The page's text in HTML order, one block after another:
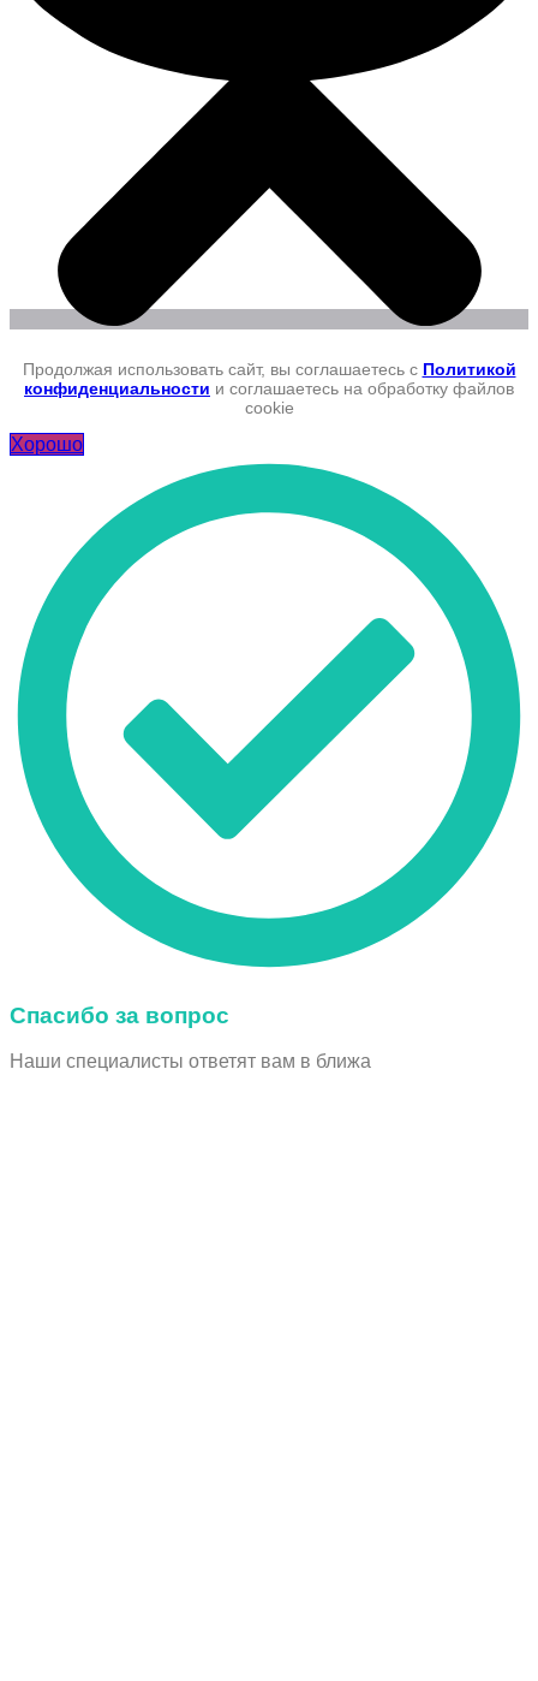
Продолжая использовать сайт, вы соглашаетесь с Политикой
конфиденциальности и соглашаетесь на обработку файлов
cookie
Хорошо
Спасибо за вопрос
Наши специалисты ответят вам в ближа